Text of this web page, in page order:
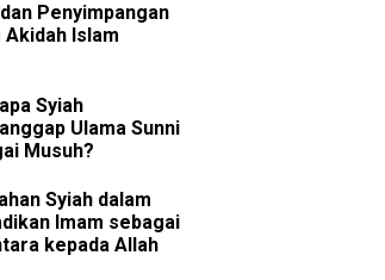
Penyimpangan
Akidah Islam
Syiah
Ulama Sunni
Musuh?
Syiah dalam
Imam sebagai
kepada Allah